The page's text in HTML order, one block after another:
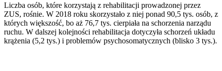
Liczba osób, które korzystają z rehabilitacji prowadzonej przez
ZUS, rośnie. W 2018 roku skorzystało z niej ponad 90,5 tys. osób, z
których większość, bo aż 76,7 tys. cierpiała na schorzenia narządu
ruchu. W dalszej kolejności rehabilitacja dotyczyła schorzeń układu
krążenia (5,2 tys.) i problemów psychosomatycznych (blisko 3 tys.).